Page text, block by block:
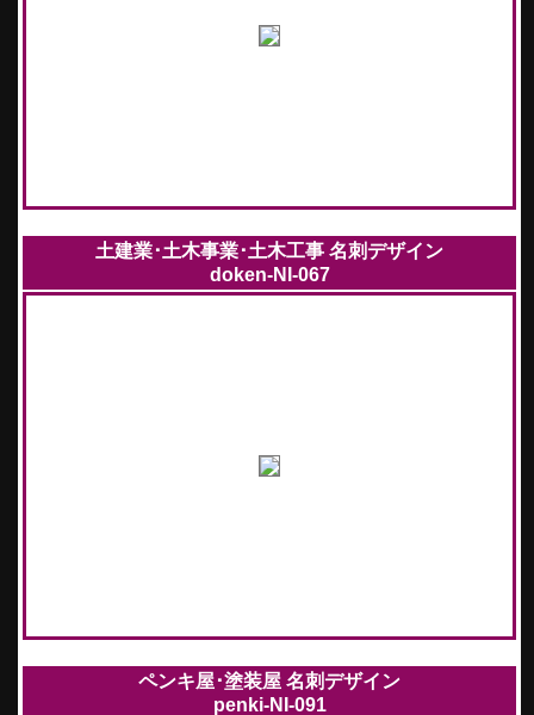
土建業･土木事業･土木工事 名刺デザイン
doken-NI-067
ペンキ屋･塗装屋 名刺デザイン
penki-NI-091